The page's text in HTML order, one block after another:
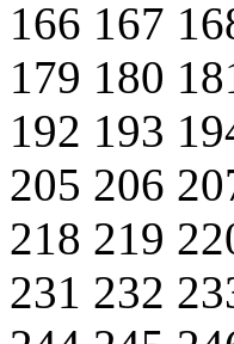
166 167
179 180
192 193
205 206
218 219
231 232